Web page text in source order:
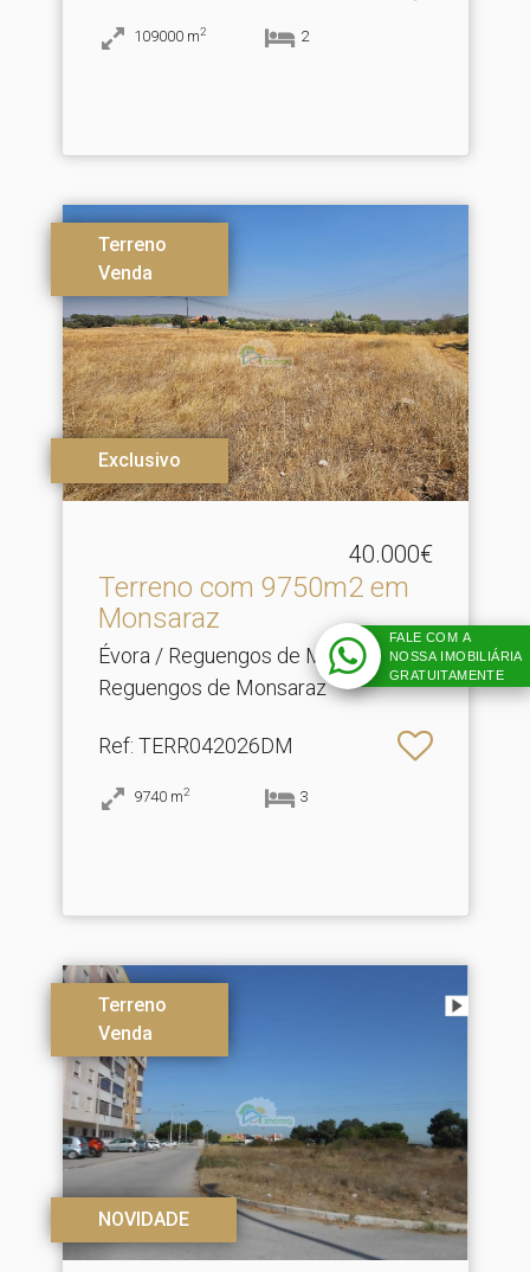
109000 m2 2
Terreno
Venda
Exclusivo
40.000€
Terreno com 9750m2 em
Monsaraz
Évora / Reguengos de Monsaraz /
Reguengos de Monsaraz
Ref: TERR042026DM
9740 m2 3
Terreno
Venda
NOVIDADE
FALE COM A
NOSSA IMOBILIÁRIA
GRATUITAMENTE